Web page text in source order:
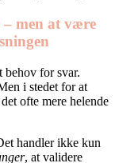
men at være
behov for svar.
i stedet for at
ofte mere helende
handler ikke kun
, at validere